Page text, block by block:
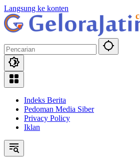
Langsung ke konten
Indeks Berita
Pedoman Media Siber
Privacy Policy
Iklan